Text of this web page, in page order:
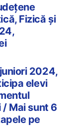
Fizică și
2024,
elevi
Mai sunt 6
pe